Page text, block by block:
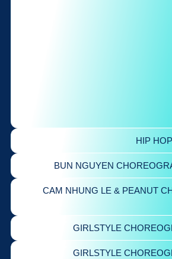
HIP
BUN NGUYEN
CAM NHUNG LE & PEANUT
GIRLSTYLE
GIRLSTYLE